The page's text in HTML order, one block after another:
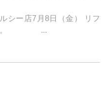
シー店7月8日（金） リフ
した。 ...